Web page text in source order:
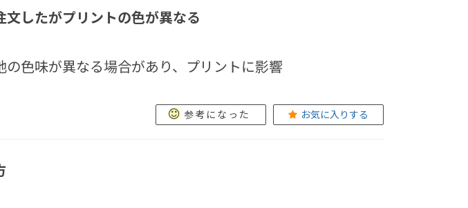
したがプリントの色が異なる
色味が異なる場合があり、プリントに影響
参考になった お気に入りする